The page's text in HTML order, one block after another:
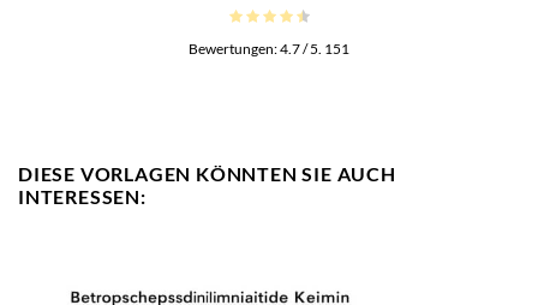
Bewertungen:4.7/ 5. 151
DIESE VORLAGEN KÖNNTEN SIE AUCH
INTERESSEN: